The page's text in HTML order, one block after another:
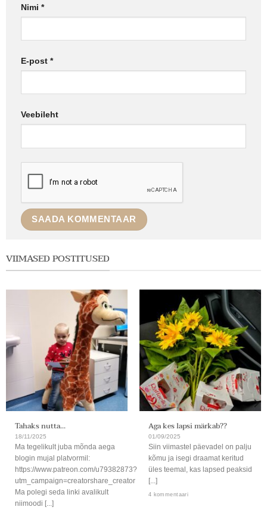
Nimi *
E-post *
Veebileht
VIIMASED POSTITUSED
Tahaks nutta…
18/11/2025
Ma tegelikult juba mõnda aega
blogin mujal platvormil:
https://www.patreon.com/u79382873?
utm_campaign=creatorshare_creator
Ma polegi seda linki avalikult
niimoodi [...]
Aga kes lapsi märkab??
01/09/2025
Siin viimastel päevadel on palju
kõmu ja isegi draamat keritud
üles teemal, kas lapsed peaksid
[...]
4 kommentaari